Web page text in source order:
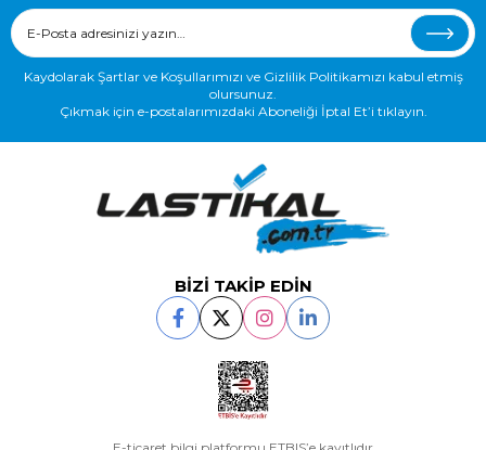
Kaydolarak Şartlar ve Koşullarımızı ve Gizlilik Politikamızı kabul etmiş
olursunuz.
Çıkmak için e-postalarımızdaki Aboneliği İptal Et’i tıklayın.
BİZİ TAKİP EDİN